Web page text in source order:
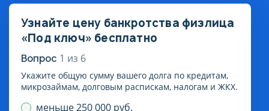
Узнайте цену банкротства физлица
«Под ключ» бесплатно
Вопрос 1 из 6
Укажите общую сумму вашего долга по кредитам,
микрозаймам, долговым распискам, налогам и ЖКХ.
меньше 250 000 руб.